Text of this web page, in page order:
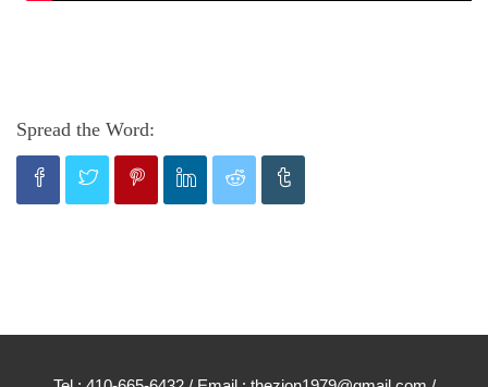
Spread the Word: